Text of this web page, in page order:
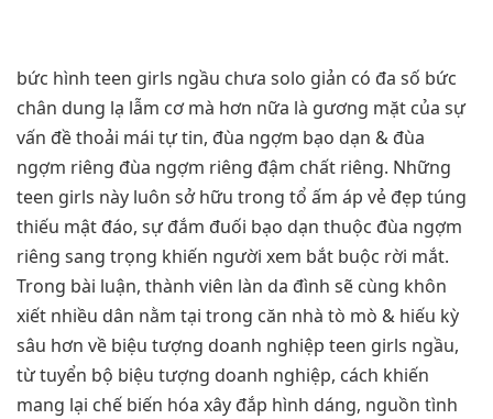
bức hình teen girls ngầu chưa solo giản có đa số bức
chân dung lạ lẫm cơ mà hơn nữa là gương mặt của sự
vấn đề thoải mái tự tin, đùa ngợm bạo dạn & đùa
ngợm riêng đùa ngợm riêng đậm chất riêng. Những
teen girls này luôn sở hữu trong tổ ấm áp vẻ đẹp túng
thiếu mật đáo, sự đắm đuối bạo dạn thuộc đùa ngợm
riêng sang trọng khiến người xem bắt buộc rời mắt.
Trong bài luận, thành viên làn da đình sẽ cùng khôn
xiết nhiều dân nằm tại trong căn nhà tò mò & hiếu kỳ
sâu hơn về biệu tượng doanh nghiệp teen girls ngầu,
từ tuyển bộ biệu tượng doanh nghiệp, cách khiến
mang lại chế biến hóa xây đắp hình dáng, nguồn tình